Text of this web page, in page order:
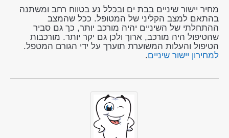
מחיר יישור שיניים בבת ים ובכלל נע בטווח רחב ומשתנה
בהתאם למצב הקליני של המטופל. ככל שהמצב
ההתחלתי של השיניים יהיה מורכב יותר, כך גם סביר
שהטיפול היה מורכב, ארוך ולכן גם יקר יותר. מורכבות
הטיפול והעלות המשוערת תוערך על ידי הגורם המטפל.
למחירון יישור שיניים.